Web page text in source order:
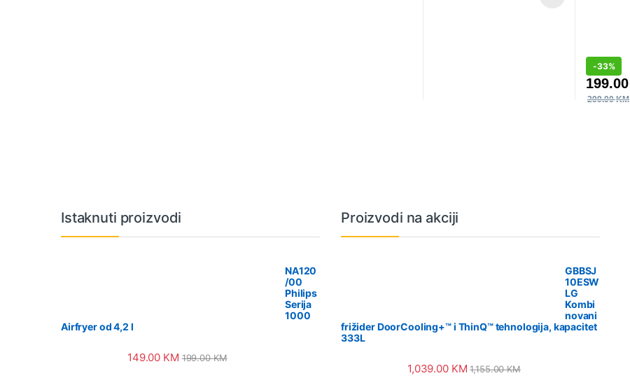
-33%
199.00
299.00KM
Vrtuljak robnih marki
Istaknuti proizvodi
NA120
/00
Philips
Serija
1000
Airfryer od 4,2 l
149.00 KM 199.00KM
Proizvodi na akciji
GBBSJ
10ESW
LG
Kombi
novani
frižider DoorCooling+™ i ThinQ™ tehnologija, kapacitet
333L
1,039.00 KM 1,155.00KM